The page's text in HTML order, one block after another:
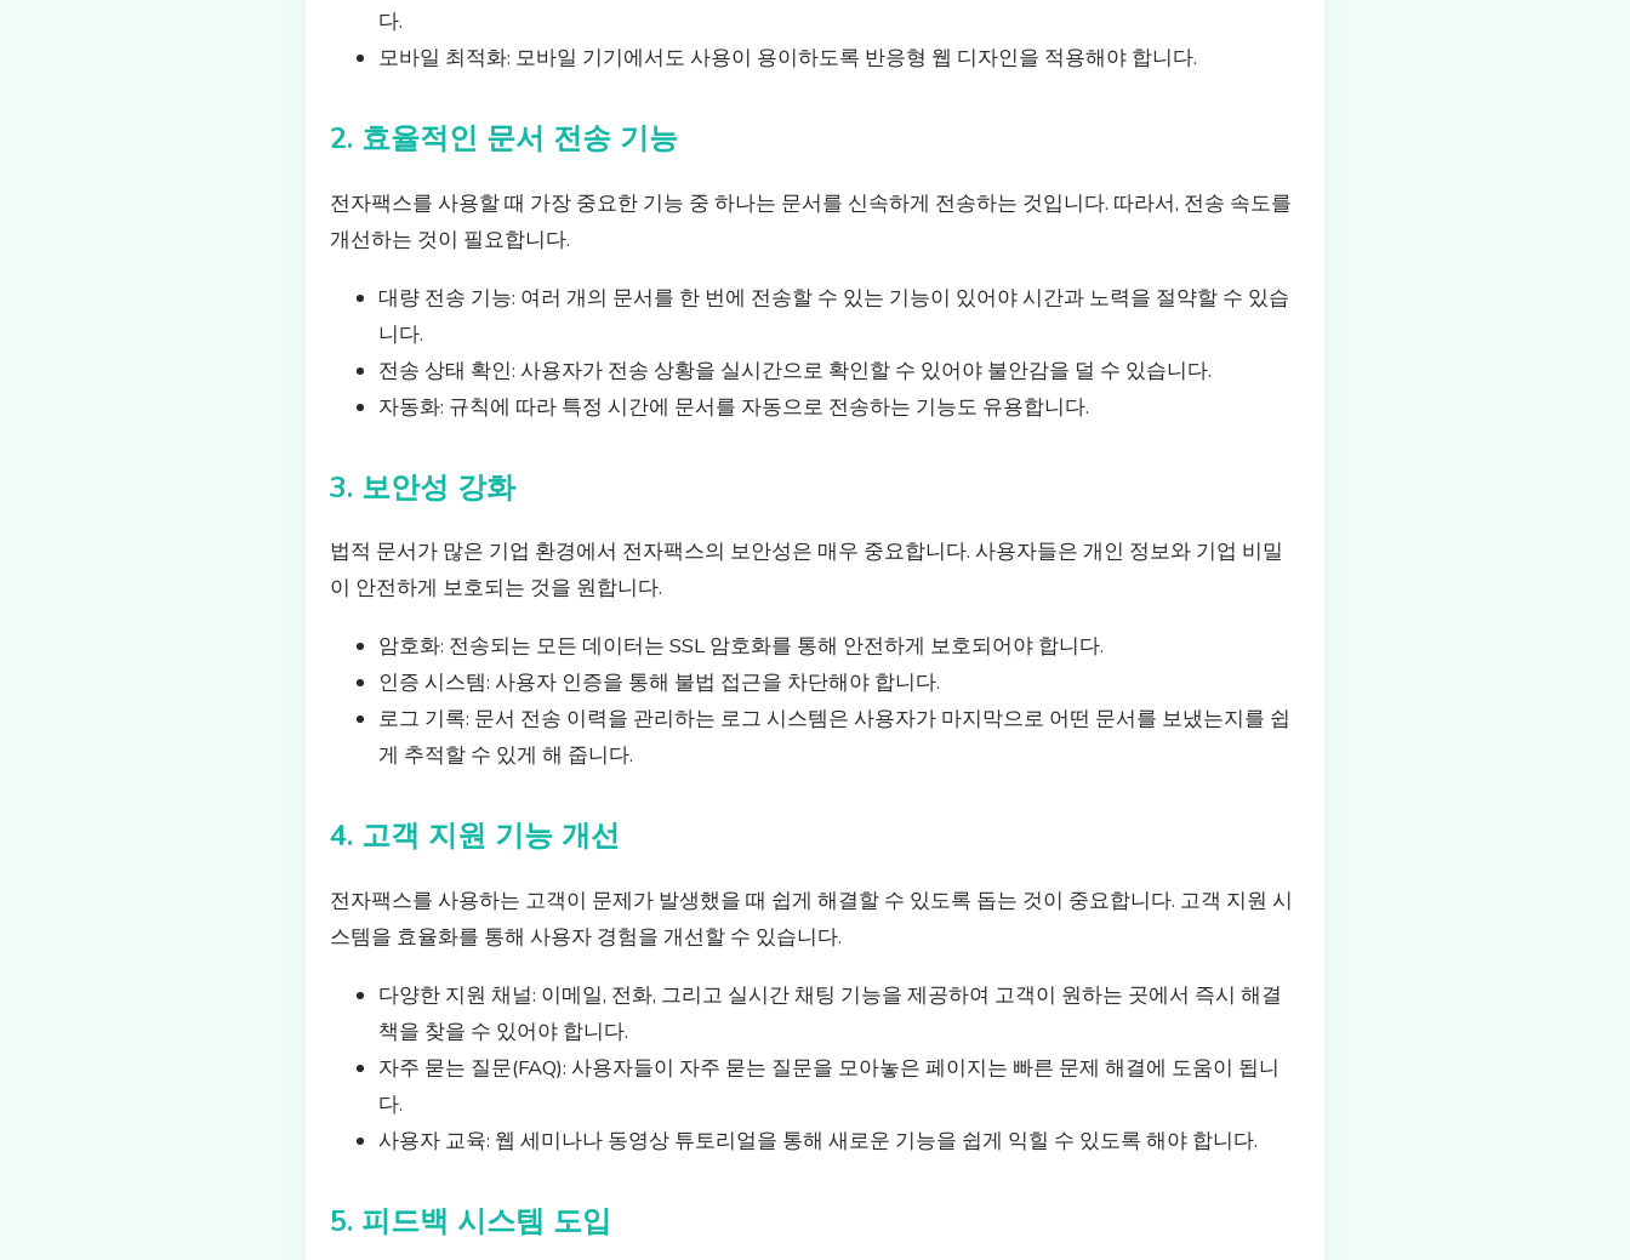
다.
모바일 최적화: 모바일 기기에서도 사용이 용이하도록 반응형 웹 디자인을 적용해야 합니다.
2. 효율적인 문서 전송 기능
전자팩스를 사용할 때 가장 중요한 기능 중 하나는 문서를 신속하게 전송하는 것입니다. 따라서, 전송 속도를
개선하는 것이 필요합니다.
대량 전송 기능: 여러 개의 문서를 한 번에 전송할 수 있는 기능이 있어야 시간과 노력을 절약할 수 있습
니다.
전송 상태 확인: 사용자가 전송 상황을 실시간으로 확인할 수 있어야 불안감을 덜 수 있습니다.
자동화: 규칙에 따라 특정 시간에 문서를 자동으로 전송하는 기능도 유용합니다.
3. 보안성 강화
법적 문서가 많은 기업 환경에서 전자팩스의 보안성은 매우 중요합니다. 사용자들은 개인 정보와 기업 비밀
이 안전하게 보호되는 것을 원합니다.
암호화: 전송되는 모든 데이터는 SSL 암호화를 통해 안전하게 보호되어야 합니다.
인증 시스템: 사용자 인증을 통해 불법 접근을 차단해야 합니다.
로그 기록: 문서 전송 이력을 관리하는 로그 시스템은 사용자가 마지막으로 어떤 문서를 보냈는지를 쉽
게 추적할 수 있게 해 줍니다.
4. 고객 지원 기능 개선
전자팩스를 사용하는 고객이 문제가 발생했을 때 쉽게 해결할 수 있도록 돕는 것이 중요합니다. 고객 지원 시
스템을 효율화를 통해 사용자 경험을 개선할 수 있습니다.
다양한 지원 채널: 이메일, 전화, 그리고 실시간 채팅 기능을 제공하여 고객이 원하는 곳에서 즉시 해결
책을 찾을 수 있어야 합니다.
자주 묻는 질문(FAQ): 사용자들이 자주 묻는 질문을 모아놓은 페이지는 빠른 문제 해결에 도움이 됩니
다.
사용자 교육: 웹 세미나나 동영상 튜토리얼을 통해 새로운 기능을 쉽게 익힐 수 있도록 해야 합니다.
5. 피드백 시스템 도입